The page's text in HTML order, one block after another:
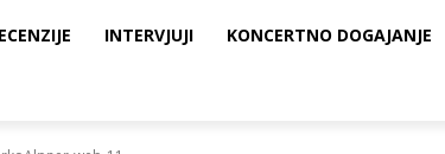
INTERVJUJI KONCERTNO DOGAJANJE